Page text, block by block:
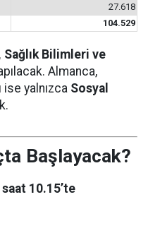
27.618
104.529
Bilimleri ve
Almanca,
ise yalnızca Sosyal
Başlayacak?
10.15’te